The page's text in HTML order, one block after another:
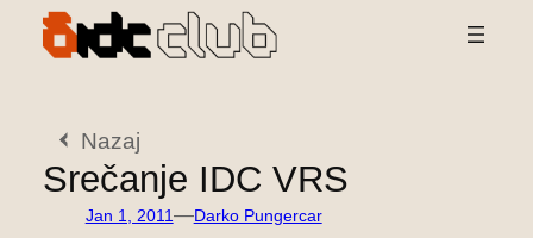
Preskoči
Nazaj
Srečanje IDC VRS
Jan 1, 2011—Darko Pungercar